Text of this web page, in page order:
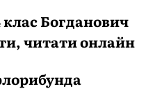
Богданович
читати онлайн